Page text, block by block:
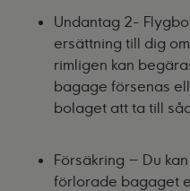
Undantag 2-
ersättning till dig
rimligen kan
bagage försenas
bolaget att ta till
Försäkring – Du
förlorade bagaget